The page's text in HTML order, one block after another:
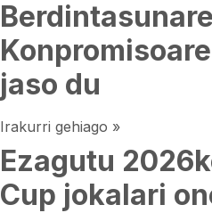
jaso du
Irakurri gehiago »
Ezagutu
Cup jokalari